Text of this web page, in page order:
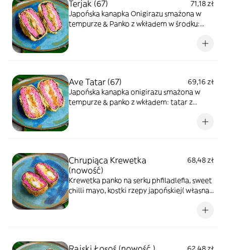
Terjak (67)
71,18 zł
Japońska kanapka Onigirazu smażona w
tempurze & Panko z wkładem w środku:
Ave Tatar (67)
69,16 zł
Japońska kanapka onigirazu smażona w
tempurze & panko z wkładem: tatar z
Chrupiąca Krewetka
(nowość)
68,48 zł
Krewetka panko na serku phfiladlefia, sweet
chilli mayo, kostki rzepy japońskiej( własna